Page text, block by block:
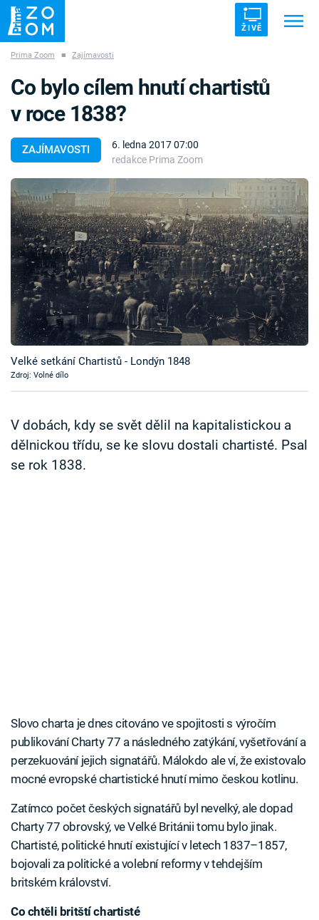
ŽIVĚ
ZÁHADY VETŘELCI DÁVNOVĚKU
Témata
Témata
Pořady
TV Program
Časopis
Sledujte prima+
Sledujte nás
Prima Zoom ■ Zajímavosti
ZAJÍMAVOSTI
6. ledna 2017 07:00
redakce Prima Zoom
Co bylo cílem hnutí chartistů
v roce 1838?
Velké setkání Chartistů - Londýn 1848
Zdroj: Volné dílo
V dobách, kdy se svět dělil na kapitalistickou a
dělnickou třídu, se ke slovu dostali chartisté. Psal
se rok 1838.
Slovo charta je dnes citováno ve spojitosti s výročím
publikování Charty 77 a následného zatýkání, vyšetřování a
perzekuování jejich signatářů. Málokdo ale ví, že existovalo
mocné evropské chartistické hnutí mimo českou kotlinu.
Zatímco počet českých signatářů byl nevelký, ale dopad
Charty 77 obrovský, ve Velké Británii tomu bylo jinak.
Chartisté, politické hnutí existující v letech 1837–1857,
bojovali za politické a volební reformy v tehdejším
britském království.
Co chtěli britští chartisté